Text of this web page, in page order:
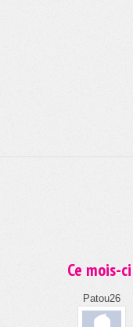
Ce mois-ci
Patou26